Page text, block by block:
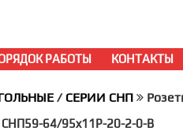
РАБОТЫ КОНТАКТЫ
/ СЕРИИ СНП
СНП59-64/95x11Р-20-2-0-В